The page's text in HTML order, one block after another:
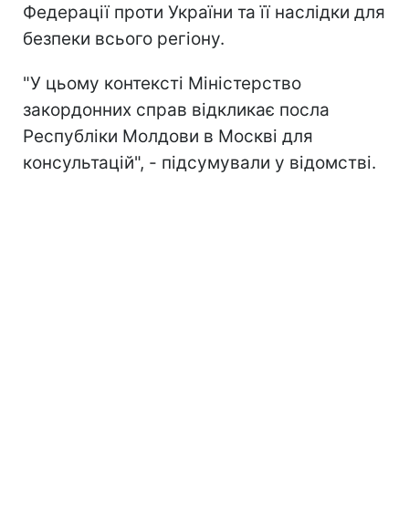
Федерації проти України та її наслідки для
безпеки всього регіону.
"У цьому контексті Міністерство
закордонних справ відкликає посла
Республіки Молдови в Москві для
консультацій", - підсумували у відомстві.